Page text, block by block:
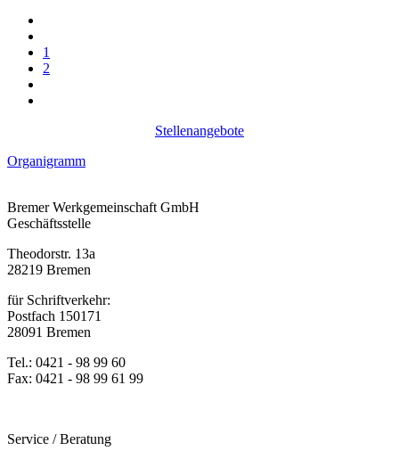
1
2
Stellenangebote
Organigramm
Bremer Werkgemeinschaft GmbH
Geschäftsstelle
Theodorstr. 13a
28219 Bremen
für Schriftverkehr:
Postfach 150171
28091 Bremen
Tel.: 0421 - 98 99 60
Fax: 0421 - 98 99 61 99
Service / Beratung